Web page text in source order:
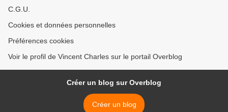
C.G.U.
Cookies et données personnelles
Préférences cookies
Voir le profil de Vincent Charles sur le portail Overblog
Créer un blog sur Overblog
Créer un blog